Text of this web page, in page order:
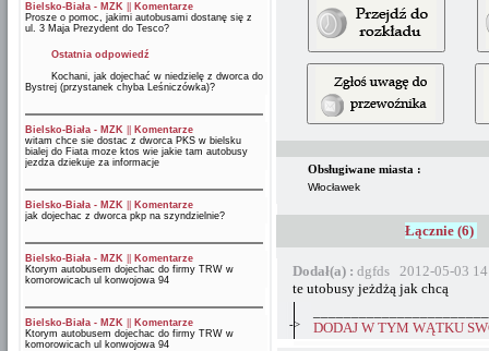
Bielsko-Biała - MZK
Komentarze
Prosze o pomoc, jakimi autobusami dostanę się z
ul. 3 Maja Prezydent do Tesco?
Ostatnia odpowiedź
Kochani, jak dojechać w niedzielę z dworca do
Bystrej (przystanek chyba Leśniczówka)?
Bielsko-Biała - MZK
Komentarze
witam chce sie dostac z dworca PKS w bielsku
bialej do Fiata moze ktos wie jakie tam autobusy
jezdza dziekuje za informacje
Bielsko-Biała - MZK
Komentarze
jak dojechac z dworca pkp na szyndzielnie?
Bielsko-Biała - MZK
Komentarze
Ktorym autobusem dojechac do firmy TRW w
komorowicach ul konwojowa 94
Bielsko-Biała - MZK
Komentarze
Ktorym autobusem dojechac do firmy TRW w
komorowicach ul konwojowa 94
Obsługiwane miasta :
Włocławek
Łącznie (6)
Dodał(a) : dgfds 2012-05-03
te utobusy jeżdżą jak chcą
->
DODAJ W TYM WĄTKU